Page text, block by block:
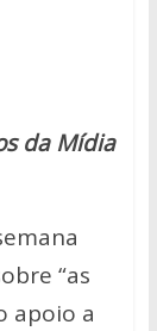
da Mídia
“as
apoio a